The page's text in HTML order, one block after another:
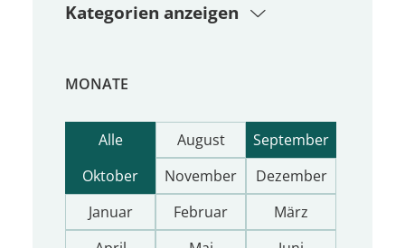
Kategorien anzeigen
MONATE
Alle August
September
Oktober
November
Dezember
Januar
Februar
März